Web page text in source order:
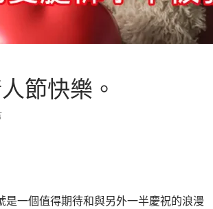
節快樂。
是一個值得期待和與另外一半慶祝的浪漫